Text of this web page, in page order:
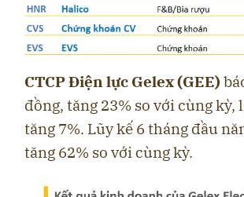
CTCP Điện lực Gelex (GEE)
đồng, tăng 23% so với cùng
tăng 7%. Lũy kế 6 tháng đầu
tăng 62% so với cùng kỳ.